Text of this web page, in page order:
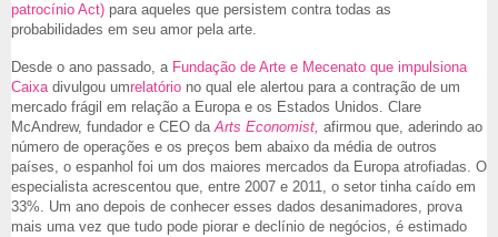
patrocínio Act) para aqueles que persistem contra todas as
probabilidades em seu amor pela arte.
Desde o ano passado, a Fundação de Arte e Mecenato que impulsiona
Caixadivulgou umrelatório no qual ele alertou para a contração de um
mercado frágil em relação a Europa e os Estados Unidos. Clare
McAndrew, fundador e CEO daArts Economist, afirmou que, aderindo ao
número de operações e os preços bem abaixo da média de outros
países, o espanhol foi um dos maiores mercados da Europa atrofiadas. O
especialista acrescentou que, entre 2007 e 2011, o setor tinha caído em
33%. Um ano depois de conhecer esses dados desanimadores, prova
mais uma vez que tudo pode piorar e declínio de negócios, é estimado